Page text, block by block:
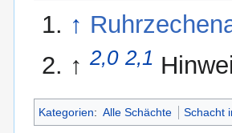
↑
↑ 2,0 2,1
Kategorien: Alle Schächte Schacht